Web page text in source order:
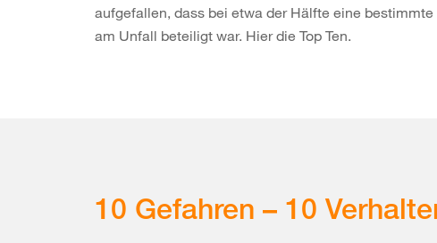
aufgefallen, dass bei etwa der Hälfte eine
am Unfall beteiligt war. Hier die Top Ten.
10 Gefahren – 10